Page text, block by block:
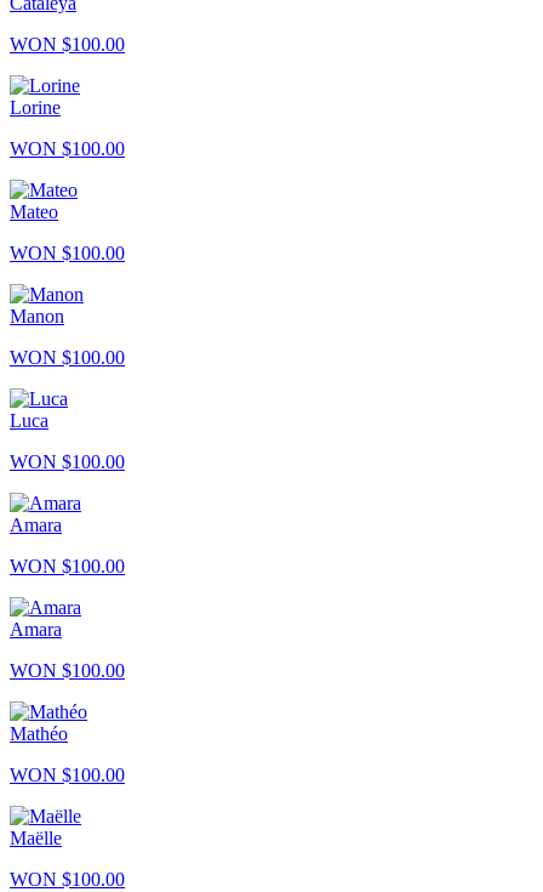
WON $100.00
Lorine
WON $100.00
Mateo
WON $100.00
Manon
WON $100.00
Luca
WON $100.00
Amara
WON $100.00
Amara
WON $100.00
Mathéo
WON $100.00
Maëlle
WON $100.00